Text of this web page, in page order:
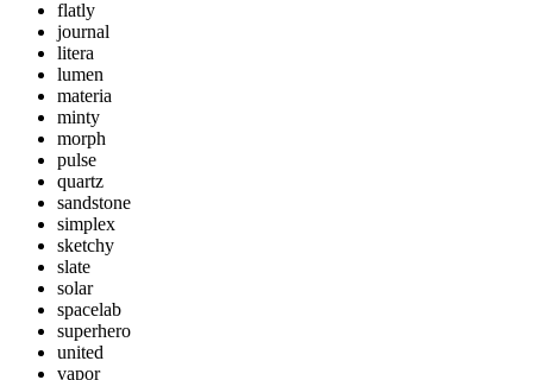
flatly
journal
litera
lumen
materia
minty
morph
pulse
quartz
sandstone
simplex
sketchy
slate
solar
spacelab
superhero
united
vapor